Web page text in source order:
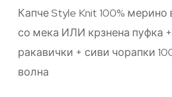
Капче Style Knit 100% мерино
со мека ИЛИ крзнена пуфка
ракавички + сиви чорапки
волна